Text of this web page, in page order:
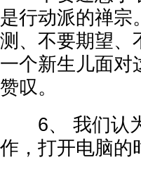
是行动派的禅宗
测、不要期望、
一个新生儿面对
赞叹。
6、 我们认为
作，打开电脑的